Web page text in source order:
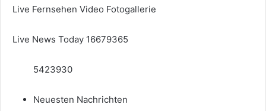
Live Fernsehen Video Fotogallerie
Live News Today 16679365
5423930
Neuesten Nachrichten